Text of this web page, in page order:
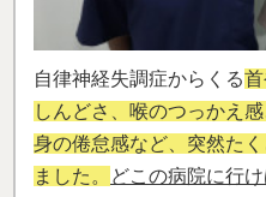
自律神経失調症からくる
しんどさ、喉のつっかえ
身の倦怠感など、突然た
ました。
どこの病院に行